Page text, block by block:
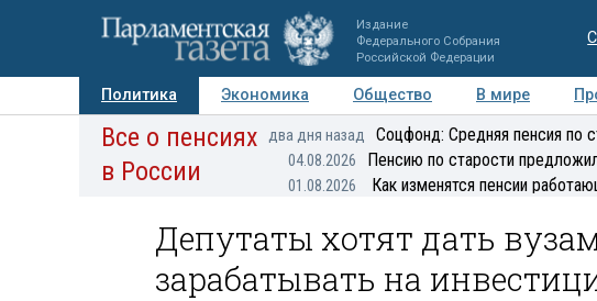
Издание
Федерального Собрания
Российской Федерации
Политика Экономика Общество В мире
Авторы Персоны Мнения Регионы
Все о пенсиях
в России
два дня назад Соцфонд: Средняя пенсия по
04.08.2026 Пенсию по старости
01.08.2026 Как изменятся пенсии
Депутаты хотят дать
зарабатывать на